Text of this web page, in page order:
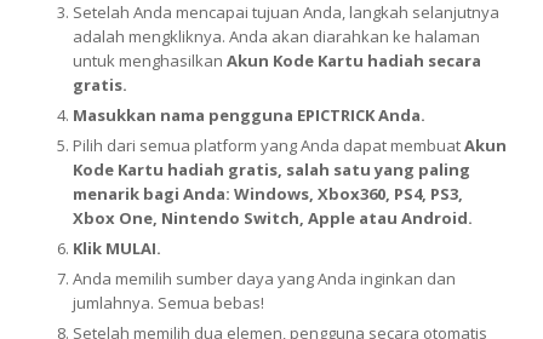
Setelah Anda mencapai tujuan Anda, langkah selanjutnya
adalah mengkliknya. Anda akan diarahkan ke halaman
untuk menghasilkan Akun Kode Kartu hadiah secara
gratis.
Masukkan nama pengguna EPICTRICK Anda.
Pilih dari semua platform yang Anda dapat membuatAkun
Kode Kartu hadiah gratis, salah satu yang paling
menarik bagi Anda: Windows, Xbox360, PS4, PS3,
Xbox One, Nintendo Switch, Apple atau Android.
Klik MULAI.
Anda memilih sumber daya yang Anda inginkan dan
jumlahnya. Semua bebas!
Setelah memilih dua elemen, pengguna secara otomatis